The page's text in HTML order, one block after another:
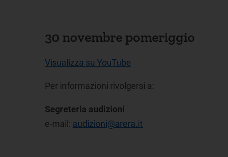
30 novembre pomeriggio
Visualizza su YouTube
Per informazioni rivolgersi a:
Segreteria audizioni
e-mail: audizioni@arera.it